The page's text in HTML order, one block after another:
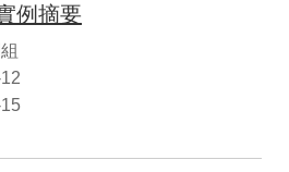
例摘要